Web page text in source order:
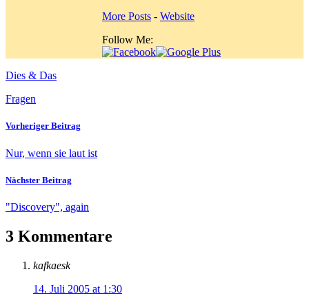
More Posts - Website
Follow Me:
Dies & Das
Fragen
Vorheriger Beitrag
Nur, wenn sie laut ist
Nächster Beitrag
"Discovery", again
3 Kommentare
kafkaesk
14. Juli 2005 at 1:30